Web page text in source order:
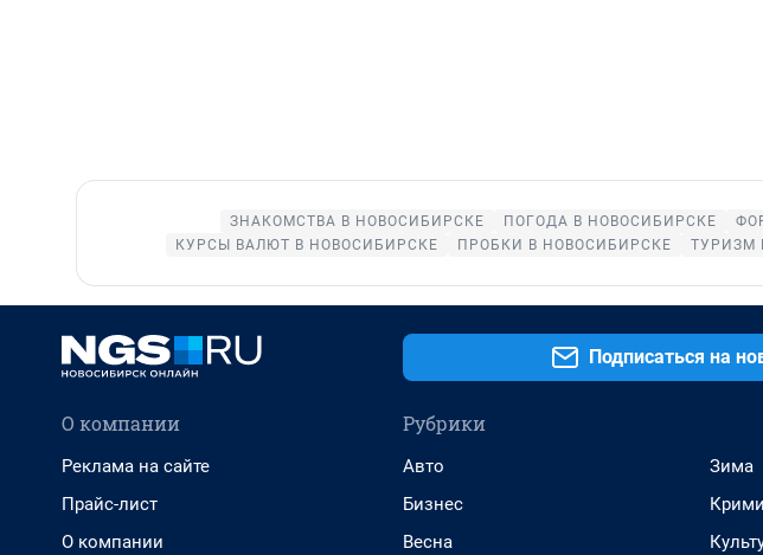
ЗНАКОМСТВА В НОВОСИБИРСКЕ ПОГОДА В НОВОСИБИРСКЕ
КУРСЫ ВАЛЮТ В НОВОСИБИРСКЕ
ПРОБКИ В НОВОСИБИРСКЕ ТУРИЗМ
Подписаться на
О компании
Реклама на сайте
Прайс-лист
О компании
Рубрики
Авто
Бизнес
Весна
Зима